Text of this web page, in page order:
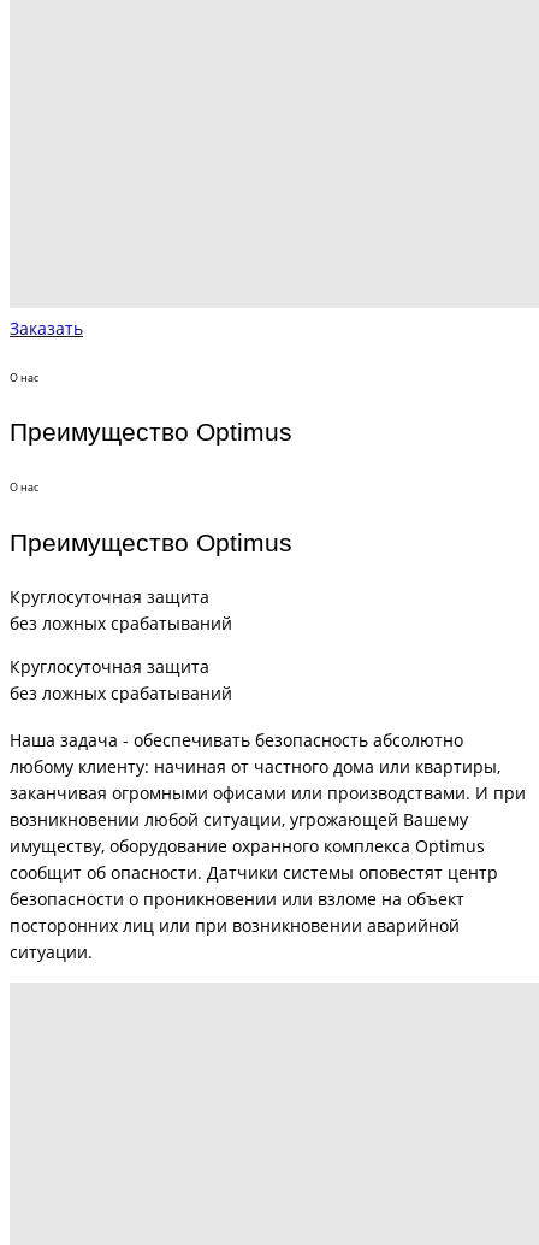
Заказать
О нас
Преимущество Optimus
О нас
Преимущество Optimus
Круглосуточная защита
без ложных срабатываний
Круглосуточная защита
без ложных срабатываний
Наша задача - обеспечивать безопасность абсолютно
любому клиенту: начиная от частного дома или квартиры,
заканчивая огромными офисами или производствами. И при
возникновении любой ситуации, угрожающей Вашему
имуществу, оборудование охранного комплекса Optimus
сообщит об опасности. Датчики системы оповестят центр
безопасности о проникновении или взломе на объект
посторонних лиц или при возникновении аварийной
ситуации.